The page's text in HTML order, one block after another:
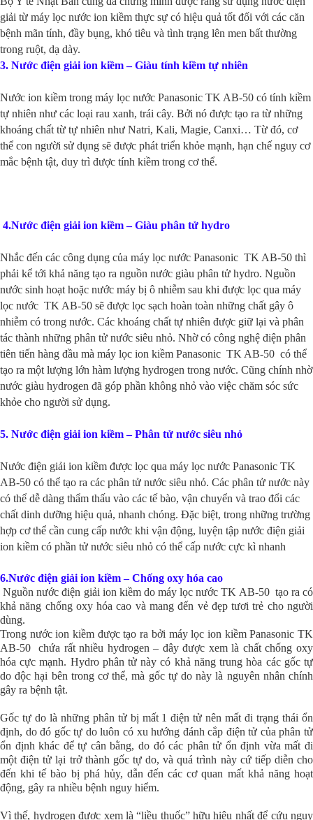
giải từ máy lọc nước ion kiềm thực sự có hiệu quả tốt đối với các căn
bệnh mãn tính, đầy bụng, khó tiêu và tình trạng lên men bất thường
trong ruột, dạ dày.
3. Nước điện giải ion kiềm – Giàu tính kiềm tự nhiên
Nước ion kiềm trong máy lọc nước Panasonic TK AB-50 có tính kiềm
tự nhiên như các loại rau xanh, trái cây. Bởi nó được tạo ra từ những
khoáng chất từ tự nhiên như Natri, Kali, Magie, Canxi… Từ đó, cơ
thể con người sử dụng sẽ được phát triển khỏe mạnh, hạn chế nguy cơ
mắc bệnh tật, duy trì được tính kiềm trong cơ thể.
4.Nước điện giải ion kiềm – Giàu phân tử hydro
Nhắc đến các công dụng của máy lọc nước Panasonic TK AB-50 thì
phải kể tới khả năng tạo ra nguồn nước giàu phân tử hydro. Nguồn
nước sinh hoạt hoặc nước máy bị ô nhiễm sau khi được lọc qua máy
lọc nước TK AB-50 sẽ được lọc sạch hoàn toàn những chất gây ô
nhiễm có trong nước. Các khoáng chất tự nhiên được giữ lại và phân
tác thành những phân tử nước siêu nhỏ. Nhờ có công nghệ điện phân
tiên tiến hàng đầu mà máy lọc ion kiềm Panasonic TK AB-50 có thể
tạo ra một lượng lớn hàm lượng hydrogen trong nước. Cũng chính nhờ
nước giàu hydrogen đã góp phần không nhỏ vào việc chăm sóc sức
khỏe cho người sử dụng.
5. Nước điện giải ion kiềm – Phân tử nước siêu nhỏ
Nước điện giải ion kiềm được lọc qua máy lọc nước Panasonic TK
AB-50 có thể tạo ra các phân tử nước siêu nhỏ. Các phân tử nước này
có thể dễ dàng thẩm thấu vào các tế bào, vận chuyển và trao đổi các
chất dinh dưỡng hiệu quả, nhanh chóng. Đặc biệt, trong những trường
hợp cơ thể cần cung cấp nước khi vận động, luyện tập nước điện giải
ion kiềm có phần tử nước siêu nhỏ có thể cấp nước cực kì nhanh
6.Nước điện giải ion kiềm – Chống oxy hóa cao
Nguồn nước điện giải ion kiềm do máy lọc nước TK AB-50 tạo ra có
khả năng chống oxy hóa cao và mang đến vẻ đẹp tươi trẻ cho người
dùng.
Trong nước ion kiềm được tạo ra bởi máy lọc ion kiềm Panasonic TK
AB-50 chứa rất nhiều hydrogen – đây được xem là chất chống oxy
hóa cực mạnh. Hydro phân tử này có khả năng trung hòa các gốc tự
do độc hại bên trong cơ thể, mà gốc tự do này là nguyên nhân chính
gây ra bệnh tật.
Gốc tự do là những phân tử bị mất 1 điện tử nên mất đi trạng thái ổn
định, do đó gốc tự do luôn có xu hướng đánh cắp điện tử của phân tử
ổn định khác để tự cân bằng, do đó các phân tử ổn định vừa mất đi
một điện tử lại trở thành gốc tự do, và quá trình này cứ tiếp diễn cho
đến khi tế bào bị phá hủy, dẫn đến các cơ quan mất khả năng hoạt
động, gây ra nhiều bệnh nguy hiểm.
Vì thế, hydrogen được xem là “liều thuốc” hữu hiệu nhất để cứu nguy